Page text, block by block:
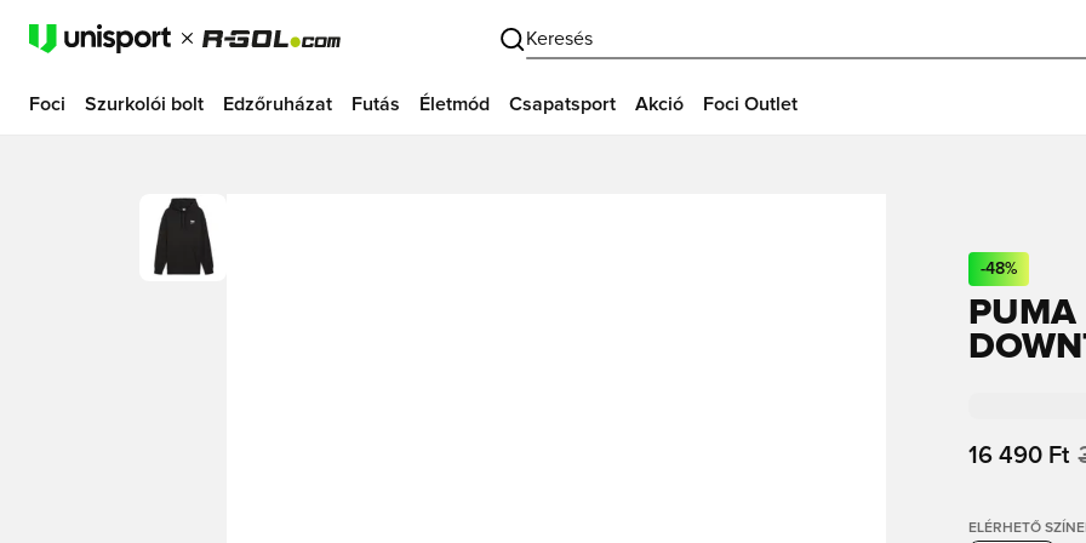
Keresés
Foci Szurkolói bolt Edzőruházat Futás Életmód Csapatsport Akció Foci Outlet
-48%
16 490 Ft
ELÉRHETŐ